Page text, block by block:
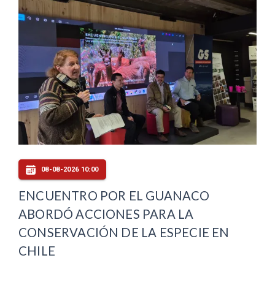
08-08-2026 10:00
ENCUENTRO POR EL GUANACO
ABORDÓ ACCIONES PARA LA
CONSERVACIÓN DE LA ESPECIE EN
CHILE